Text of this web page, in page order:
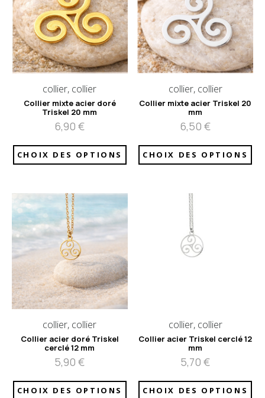
collier, collier
Collier mixte acier doré
Triskel 20 mm
6,90€
CHOIX DES OPTIONS
collier, collier
Collier mixte acier Triskel 20
mm
6,50€
CHOIX DES OPTIONS
collier, collier
Collier acier doré Triskel
cerclé 12 mm
5,90€
CHOIX DES OPTIONS
collier, collier
Collier acier Triskel cerclé 12
mm
5,70€
CHOIX DES OPTIONS